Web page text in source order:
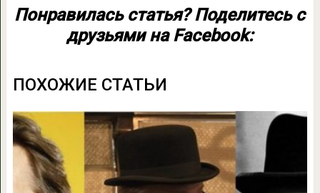
Понравилась статья? Поделитесь с
друзьями на Facebook:
ПОХОЖИЕ СТАТЬИ